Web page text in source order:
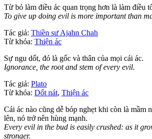
Từ bỏ làm điều ác quan trọng hơn là làm điều
To give up doing evil is more important than
Tác giả: Thiền sư Ajahn Chah
Từ khóa: Thiện ác
Sự ngu dốt, đó là gốc và thân của mọi cái ác.
Ignorance, the root and stem of every evil.
Tác giả: Plato
Từ khóa: Dốt nát, Thiện ác
Cái ác nào cũng dễ bóp nghẹt khi còn là mầm
lên, nó trở nên hùng mạnh.
Every evil in the bud is easily crushed: as it
stronger.